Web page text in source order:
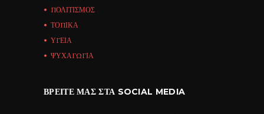
ΠΟΛΙΤΙΣΜΟΣ
ΤΟΠΙΚΑ
ΥΓΕΙΑ
ΨΥΧΑΓΩΓΙΑ
ΒΡΕΊΤΕ ΜΑΣ ΣΤΑ SOCIAL MEDIA